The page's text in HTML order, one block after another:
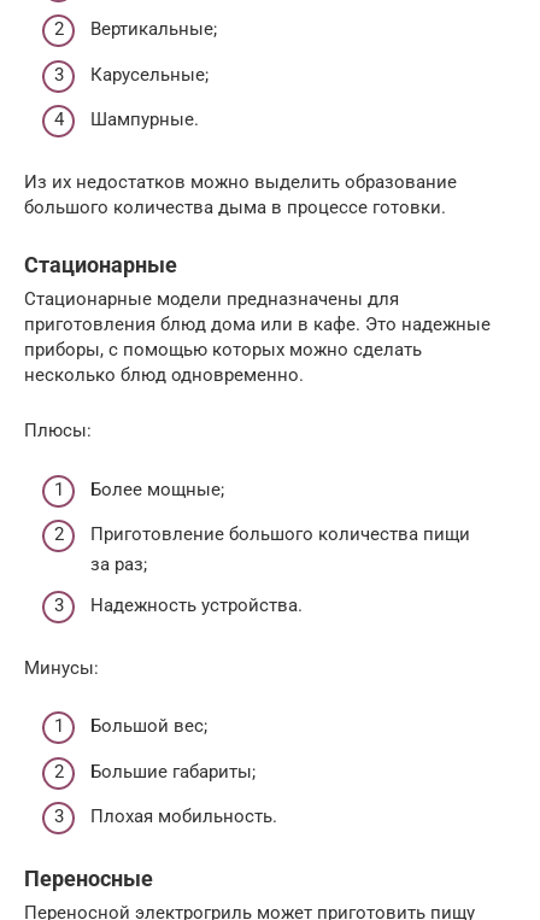
Вертикальные;
Карусельные;
Шампурные.
Из их недостатков можно выделить образование
большого количества дыма в процессе готовки.
Стационарные
Стационарные модели предназначены для
приготовления блюд дома или в кафе. Это надежные
приборы, с помощью которых можно сделать
несколько блюд одновременно.
Плюсы:
Более мощные;
Приготовление большого количества пищи
за раз;
Надежность устройства.
Минусы:
Большой вес;
Большие габариты;
Плохая мобильность.
Переносные
Переносной электрогриль может приготовить пищу